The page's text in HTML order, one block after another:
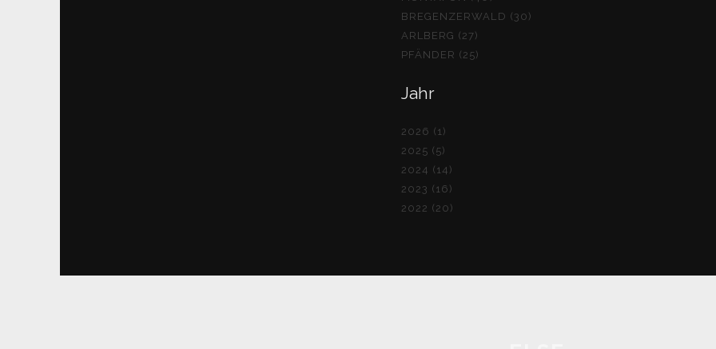
BREGENZERWALD (30)
ARLBERG (27)
PFÄNDER (25)
Jahr
2026 (1)
2025 (5)
2024 (14)
2023 (16)
2022 (20)